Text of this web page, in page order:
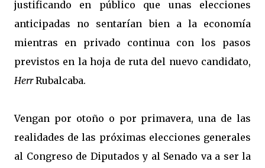
justificando en público que unas elecciones
anticipadas no sentarían bien a la economía
mientras en privado continua con los pasos
previstos en la hoja de ruta del nuevo candidato,
HerrRubalcaba.
Vengan por otoño o por primavera, una de las
realidades de las próximas elecciones generales
al Congreso de Diputados y al Senado va a ser la